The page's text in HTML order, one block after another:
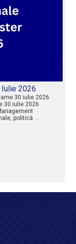
2026
30 iulie 2026
30 iulie 2026
politică …